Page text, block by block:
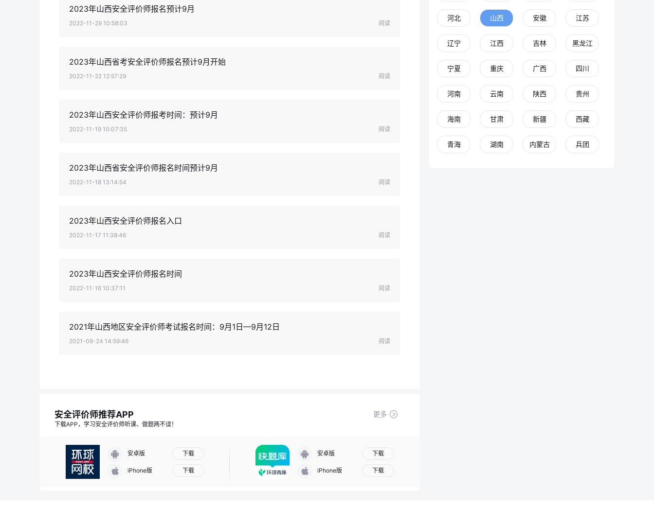
2023年山西安全评价师报名预计9月
2022-11-29 10:58:03 阅读
2023年山西省考安全评价师报名预计9月开始
2022-11-22 12:57:29 阅读
2023年山西安全评价师报考时间：预计9月
2022-11-19 10:07:35 阅读
2023年山西省安全评价师报名时间预计9月
2022-11-18 13:14:54 阅读
2023年山西安全评价师报名入口
2022-11-17 11:38:46 阅读
2023年山西安全评价师报名时间
2022-11-16 10:37:11 阅读
2021年山西地区安全评价师考试报名时间：9月1日—9月12日
2021-08-24 14:59:46 阅读
安全评价师推荐APP 更多
下载APP，学习安全评价师听课、做题两不误！
安卓版 下载
iPhone版 下载
安卓版 下载
iPhone版 下载
河北 山西 安徽 江苏
辽宁 江西 吉林 黑龙江
宁夏 重庆 广西 四川
河南 云南 陕西 贵州
海南 甘肃 新疆 西藏
青海 湖南 内蒙古 兵团